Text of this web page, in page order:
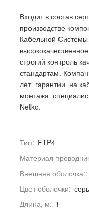
Входит в состав
производстве
Кабельной Системы
строгий контроль
стандартам.
лет гарантии на
монтажа
Netko.
Тип: FTP4
Материал
Внешняя оболочка::
Цвет оболочки:
Длина, м: 1